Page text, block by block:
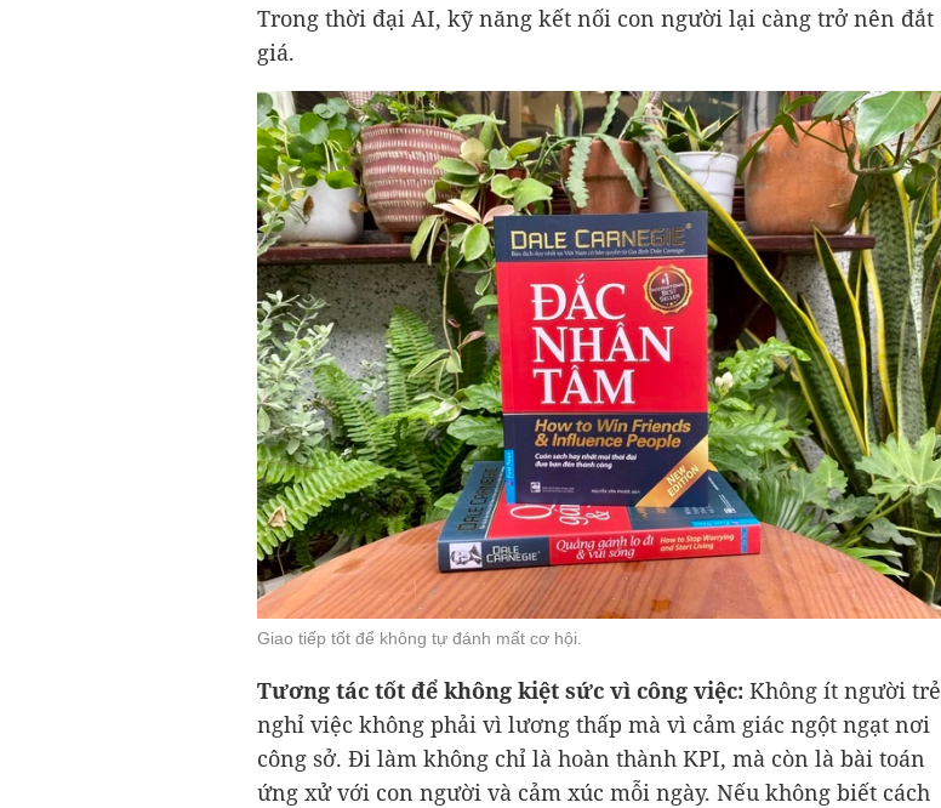
Trong thời đại AI, kỹ năng kết nối con người lại càng trở nên đắt
giá.
Giao tiếp tốt để không tự đánh mất cơ hội.
Tương tác tốt để không kiệt sức vì công việc: Không ít người trẻ
nghỉ việc không phải vì lương thấp mà vì cảm giác ngột ngạt nơi
công sở. Đi làm không chỉ là hoàn thành KPI, mà còn là bài toán
ứng xử với con người và cảm xúc mỗi ngày. Nếu không biết cách